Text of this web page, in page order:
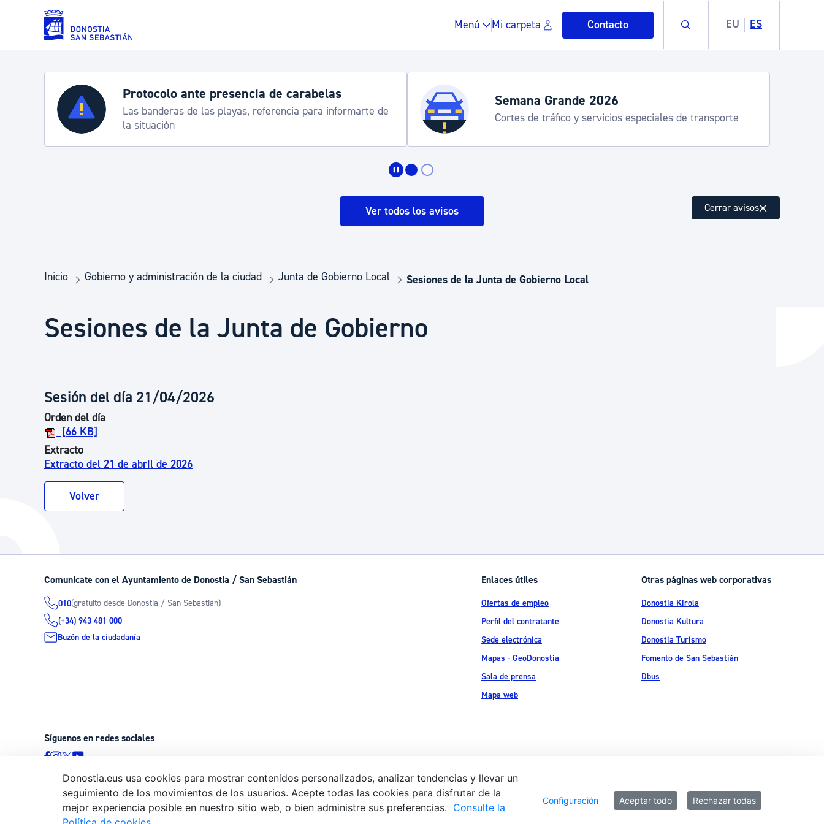
Saltar al contenido principal
Menú Mi carpeta Contacto Buscar EU ES
Servicios
Padrón y asuntos personales
Espacio público, residuos y medioambiente
Seguridad ciudadana y emergencias Euskera
Salud Pública, animales y consumo
Participación ciudadana y asociacionismo
Deporte
La ciudad ahora
Descubre la ciudad
La ciudad futura
Noticias
Tablón de anuncios oficiales
Calendario fiscal
Ayuda a la tramitación
Protocolo ante presencia de carabelas
Las banderas de las playas, referencia para informarte de
la situación
Semana Grande 2026
Cortes de tráfico y servicios especiales de transporte
Ver todos los avisos Cerrar avisos
Inicio Gobierno y administración de la ciudad Junta de Gobierno Local Sesiones de la Junta de Gobierno Local
Sesiones de la Junta de Gobierno
Sesión del día 21/04/2026
Orden del día
[66 KB]
Extracto
Extracto del 21 de abril de 2026
Volver
Comunícate con el Ayuntamiento de Donostia / San Sebastián
010(gratuito desde Donostia / San Sebastián)
(+34) 943 481 000
Buzón de la ciudadanía
Enlaces útiles
Ofertas de empleo
Perfil del contratante
Sede electrónica
Mapas - GeoDonostia
Sala de prensa
Mapa web
Otras páginas web corporativas
Donostia Kirola
Donostia Kultura
Donostia Turismo
Fomento de San Sebastián
Dbus
Síguenos en redes sociales
© Donostiako Udala - Ayuntamiento de Donostia / San Sebastián Ijentea 1,
20003 Donostia / San Sebastián
Aviso legal Política de privacidad Política de cookies Declaración de accesibilidad
Donostia.eus usa cookies para mostrar contenidos personalizados, analizar tendencias y llevar un
seguimiento de los movimientos de los usuarios. Acepte todas las cookies para disfrutar de la
mejor experiencia posible en nuestro sitio web, o bien administre sus preferencias. Consulte la
Configuración Aceptar todo Rechazar todas